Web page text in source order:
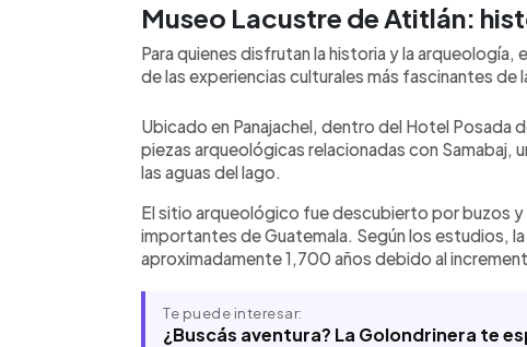
Museo Lacustre de Atitlán:
Para quienes disfrutan la historia y la
de las experiencias culturales más fascinantes de
Ubicado en Panajachel, dentro del Hotel Posada
piezas arqueológicas relacionadas con Samabaj,
las aguas del lago.
El sitio arqueológico fue descubierto por buzos y
importantes de Guatemala. Según los estudios,
aproximadamente 1,700 años debido al
Te puede interesar:
¿Buscás aventura? La Golondrinera te